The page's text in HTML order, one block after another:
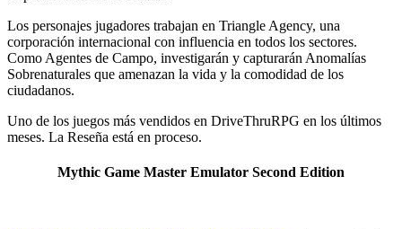
Los personajes jugadores trabajan en Triangle Agency, una
corporación internacional con influencia en todos los sectores.
Como Agentes de Campo, investigarán y capturarán Anomalías
Sobrenaturales que amenazan la vida y la comodidad de los
ciudadanos.
Uno de los juegos más vendidos en DriveThruRPG en los últimos
meses. La Reseña está en proceso.
Mythic Game Master Emulator Second Edition